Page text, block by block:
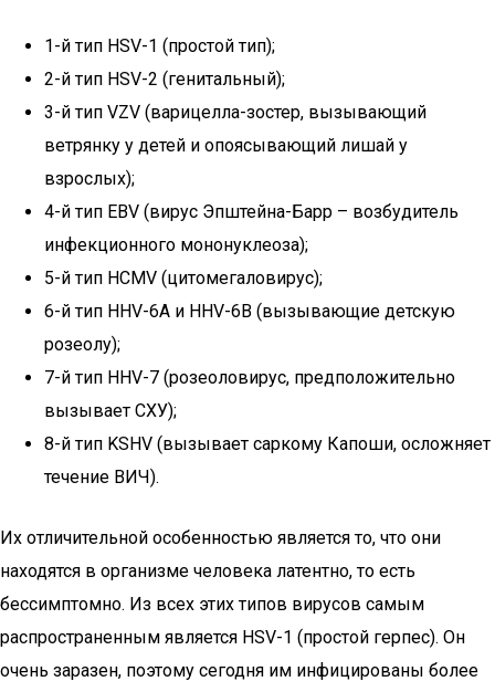
1-й тип HSV-1 (простой тип);
2-й тип HSV-2 (генитальный);
3-й тип VZV (варицелла-зостер, вызывающий
ветрянку у детей и опоясывающий лишай у
взрослых);
4-й тип EBV (вирус Эпштейна-Барр – возбудитель
инфекционного мононуклеоза);
5-й тип HCMV (цитомегаловирус);
6-й тип HHV-6A и HHV-6B (вызывающие детскую
розеолу);
7-й тип HHV-7 (розеоловирус, предположительно
вызывает СХУ);
8-й тип KSHV (вызывает саркому Капоши, осложняет
течение ВИЧ).
Их отличительной особенностью является то, что они
находятся в организме человека латентно, то есть
бессимптомно. Из всех этих типов вирусов самым
распространенным является HSV-1 (простой герпес). Он
очень заразен, поэтому сегодня им инфицированы более